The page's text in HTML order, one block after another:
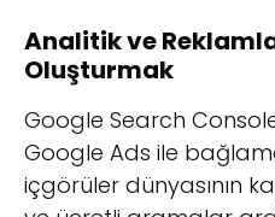
Analitik ve
Oluşturmak
Google Search
Google Ads ile
içgörüler dünyasının